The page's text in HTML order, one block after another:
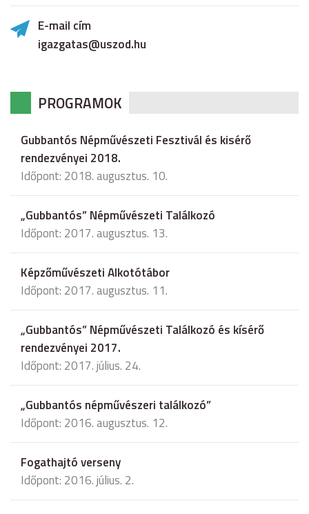
E-mail cím
igazgatas@uszod.hu
PROGRAMOK
Gubbantós Népművészeti Fesztivál és kisérő
rendezvényei 2018.
Időpont: 2018. augusztus. 10.
„Gubbantós” Népművészeti Találkozó
Időpont: 2017. augusztus. 13.
Képzőművészeti Alkotótábor
Időpont: 2017. augusztus. 11.
„Gubbantós” Népművészeti Találkozó és kísérő
rendezvényei 2017.
Időpont: 2017. július. 24.
„Gubbantós népművészeri találkozó”
Időpont: 2016. augusztus. 12.
Fogathajtó verseny
Időpont: 2016. július. 2.